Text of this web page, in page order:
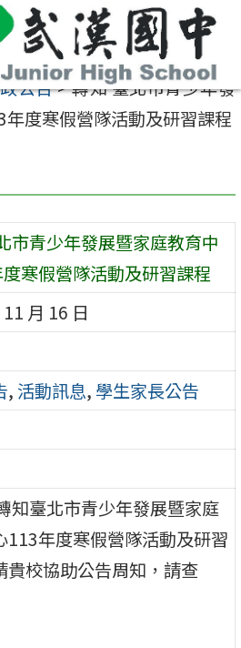
公告>轉知 臺北市青少年發
度寒假營隊活動及研習課程
市青少年發展暨家庭教育中
寒假營隊活動及研習課程
月 16 日
, 活動訊息, 學生家長公告
知臺北市青少年發展暨家庭
113年度寒假營隊活動及研習
貴校協助公告周知，請查